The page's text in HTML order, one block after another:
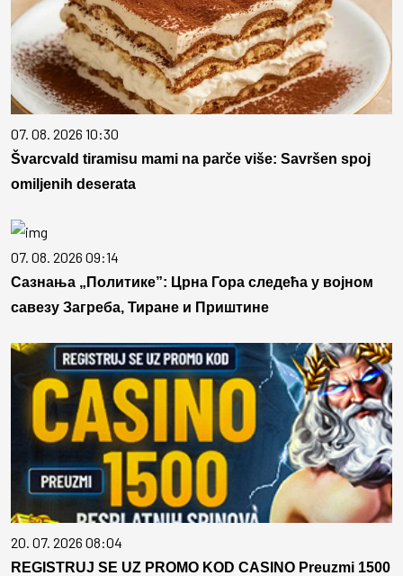
07. 08. 2026 10:30
Švarcvald tiramisu mami na parče više: Savršen spoj
omiljenih deserata
07. 08. 2026 09:14
Сазнања „Политике”: Црна Гора следећа у војном
савезу Загреба, Тиране и Приштине
20. 07. 2026 08:04
REGISTRUJ SE UZ PROMO KOD CASINO Preuzmi 1500